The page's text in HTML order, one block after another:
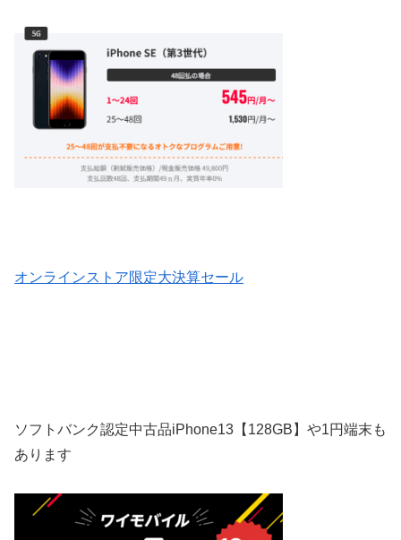
オンラインストア限定大決算セール
ソフトバンク認定中古品iPhone13【128GB】や1円端末も
あります